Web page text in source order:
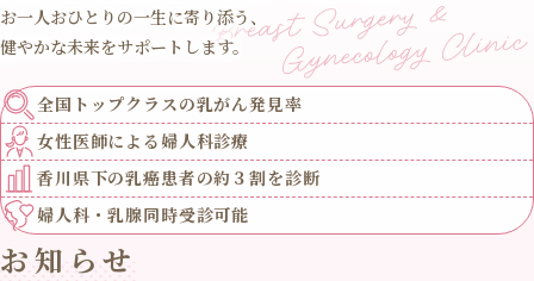
お一人おひとりの一生に寄り添う、
健やかな未来をサポートします。
全国トップクラスの乳がん発見率
女性医師による 婦人科診療
香川県下の乳癌患者の約３割を診断
婦人科・乳腺同時受診可能
お知らせ